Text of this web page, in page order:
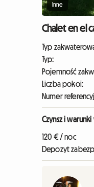
Inne
Chalet en el
Typ
Typ:
Pojemność
Liczba pokoi:
Numer
Czynsz i
120 € / noc
Depozyt